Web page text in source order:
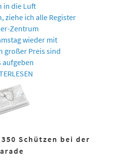
in die Luft
ziehe ich alle Register
Zentrum
wieder mit
großer Preis sind
aufgeben
Schützen bei der